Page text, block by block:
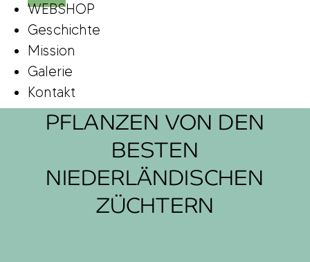
WEBSHOP
Geschichte
Mission
Galerie
Kontakt
PFLANZEN VON DEN
BESTEN
NIEDERLÄNDISCHEN
ZÜCHTERN